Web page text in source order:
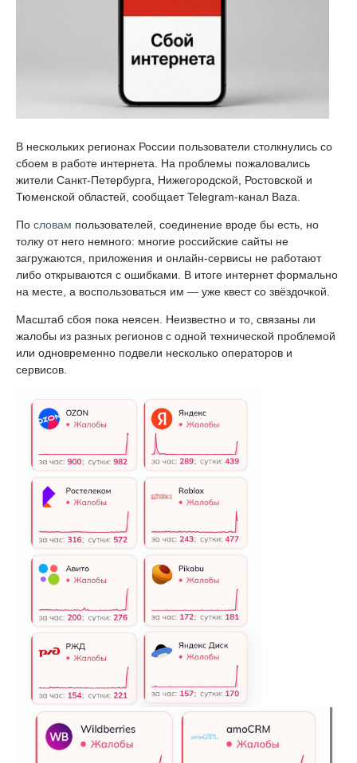
В нескольких регионах России пользователи столкнулись со
сбоем в работе интернета. На проблемы пожаловались
жители Санкт-Петербурга, Нижегородской, Ростовской и
Тюменской областей, сообщает Telegram-канал Baza.
По словам пользователей, соединение вроде бы есть, но
толку от него немного: многие российские сайты не
загружаются, приложения и онлайн-сервисы не работают
либо открываются с ошибками. В итоге интернет формально
на месте, а воспользоваться им — уже квест со звёздочкой.
Масштаб сбоя пока неясен. Неизвестно и то, связаны ли
жалобы из разных регионов с одной технической проблемой
или одновременно подвели несколько операторов и
сервисов.